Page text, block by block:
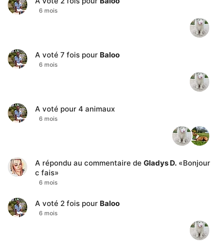
6 mois
A voté 7 fois pour Baloo
6 mois
A voté pour 4 animaux
6 mois
A répondu au commentaire de Gladys D. «Bonjour
c fais»
6 mois
A voté 2 fois pour Baloo
6 mois